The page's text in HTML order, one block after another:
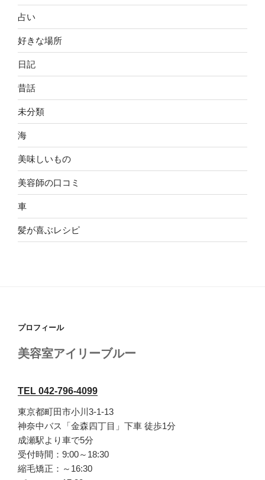
占い
好きな場所
日記
昔話
未分類
海
美味しいもの
美容師の口コミ
車
髪が喜ぶレシピ
プロフィール
美容室アイリーブルー
TEL 042-796-4099
東京都町田市小川3-1-13
神奈中バス「金森四丁目」下車 徒歩1分
成瀬駅より車で5分
受付時間：9:00～18:30
縮毛矯正：～16:30